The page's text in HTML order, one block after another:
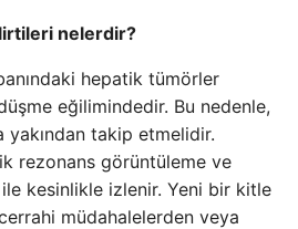
nelerdir?
hepatik tümörler
eğilimindedir. Bu nedenle,
takip etmelidir.
rezonans görüntüleme ve
kesinlikle izlenir. Yeni bir kitle
müdahalelerden veya